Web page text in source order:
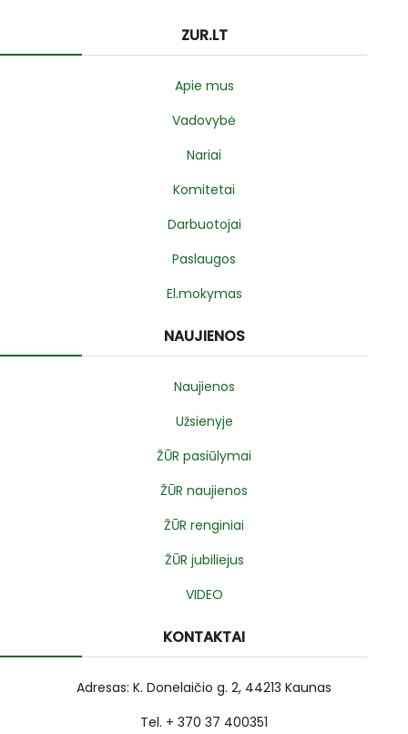
ZUR.LT
Apie mus
Vadovybė
Nariai
Komitetai
Darbuotojai
Paslaugos
El.mokymas
NAUJIENOS
Naujienos
Užsienyje
ŽŪR pasiūlymai
ŽŪR naujienos
ŽŪR renginiai
ŽŪR jubiliejus
VIDEO
KONTAKTAI
Adresas: K. Donelaičio g. 2, 44213 Kaunas
Tel. + 370 37 400351